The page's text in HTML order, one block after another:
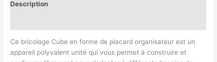
Description
Ce bricolage Cube en forme de placard organisateur est un
appareil polyvalent unité qui vous permet à construire et